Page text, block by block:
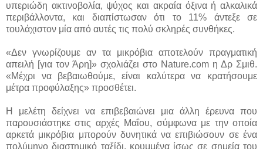
υπεριώδη ακτινοβολία, ψύχος και ακραία όξινα ή αλκαλικά
περιβάλλοντα, και διαπίστωσαν ότι το 11% άντεξε σε
τουλάχιστον μία από αυτές τις πολύ σκληρές συνθήκες.
«Δεν γνωρίζουμε αν τα μικρόβια αποτελούν πραγματική
απειλή [για τον Άρη]» σχολιάζει στο Nature.com η Δρ Σμιθ.
«Μέχρι να βεβαιωθούμε, είναι καλύτερα να κρατήσουμε
μέτρα προφύλαξης» προσθέτει.
Η μελέτη δείχνει να επιβεβαιώνει μια άλλη έρευνα που
παρουσιάστηκε στις αρχές Μαΐου, σύμφωνα με την οποία
αρκετά μικρόβια μπορούν δυνητικά να επιβιώσουν σε ένα
πολύμηνο διαστημικό ταξίδι, κρυμμένα ίσως σε σημεία του